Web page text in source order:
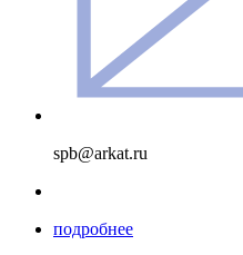
spb@arkat.ru
подробнее